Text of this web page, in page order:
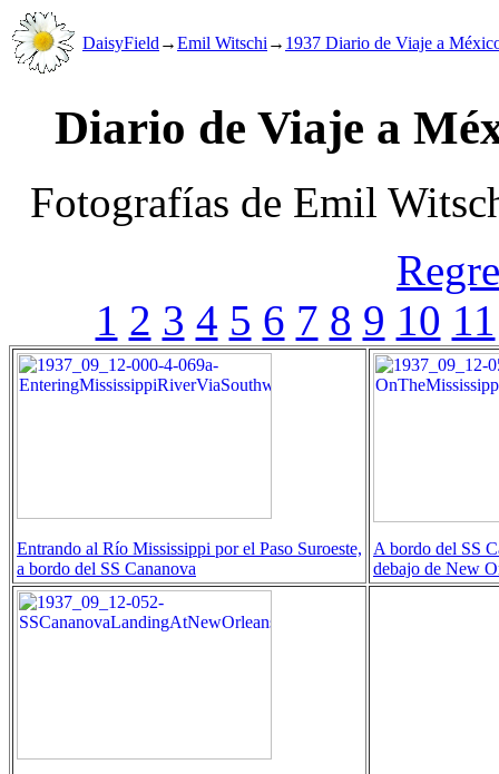
DaisyField →Emil Witschi → 1937 Diario de Viaje a
Diario de Viaje a
Fotografías de Emil
1 2 3 4 5 6 7 8 9 10 11
Entrando al Río Mississippi por el Paso Suroeste,
a bordo del SS Cananova
A bordo del SS
debajo de New